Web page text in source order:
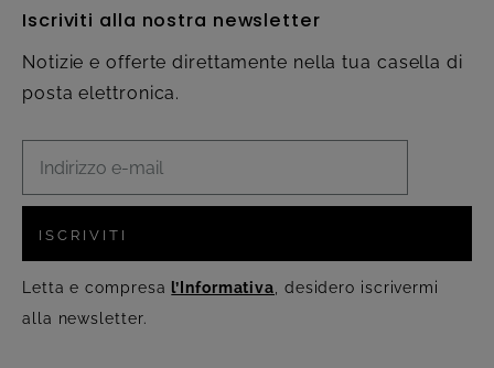
Iscriviti alla nostra newsletter
Notizie e offerte direttamente nella tua casella di
posta elettronica.
ISCRIVITI
Letta e compresa l’Informativa , desidero iscrivermi
alla newsletter.